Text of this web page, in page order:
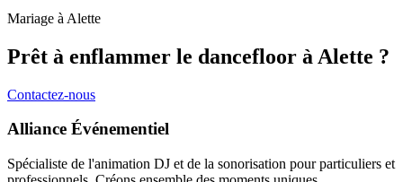
Mariage à Alette
Prêt à enflammer le dancefloor à Alette ?
Contactez-nous
Alliance Événementiel
Spécialiste de l'animation DJ et de la sonorisation pour particuliers et